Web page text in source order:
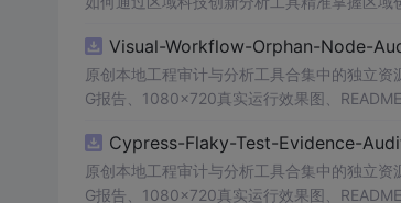
Visual-Workflow-Orphan-Node-
原创本地工程审计与分析工具合集中的独立
G报告、1080×720真实运行效果图、
源码、Logo、官方截图、论文、生产日志或
Cypress-Flaky-Test-Evidence-
原创本地工程审计与分析工具合集中的独立
G报告、1080×720真实运行效果图、